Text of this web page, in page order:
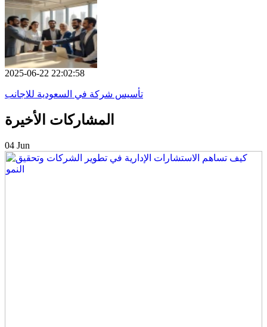
2025-06-22 22:02:58
تأسيس شركة في السعودية للاجانب
المشاركات الأخيرة
04 Jun